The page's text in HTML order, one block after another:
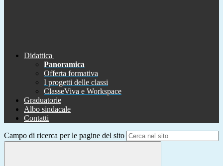
Didattica
Panoramica
Offerta formativa
I progetti delle classi
ClasseViva e Workspace
Graduatorie
Albo sindacale
Contatti
Campo di ricerca per le pagine del sito